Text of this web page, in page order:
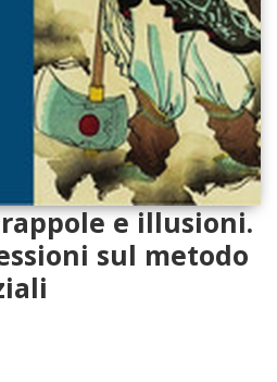
e illusioni.
sul metodo